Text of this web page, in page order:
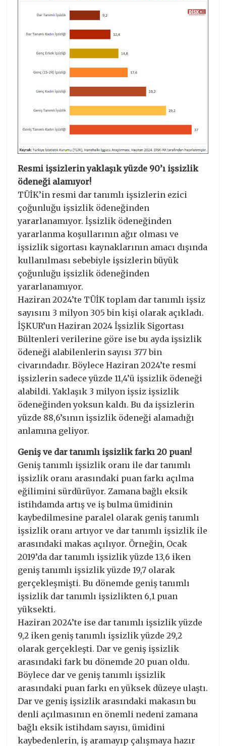
Resmi işsizlerin yaklaşık yüzde 90’ı işsizlik
ödeneği alamıyor!
TÜİK’in resmi dar tanımlı işsizlerin ezici
çoğunluğu işsizlik ödeneğinden
yararlanamıyor. İşsizlik ödeneğinden
yararlanma koşullarının ağır olması ve
işsizlik sigortası kaynaklarının amacı dışında
kullanılması sebebiyle işsizlerin büyük
çoğunluğu işsizlik ödeneğinden
yararlanamıyor.
Haziran 2024’te TÜİK toplam dar tanımlı işsiz
sayısını 3 milyon 305 bin kişi olarak açıkladı.
İŞKUR’un Haziran 2024 İşsizlik Sigortası
Bültenleri verilerine göre ise bu ayda işsizlik
ödeneği alabilenlerin sayısı 377 bin
civarındadır. Böylece Haziran 2024’te resmi
işsizlerin sadece yüzde 11,4’ü işsizlik ödeneği
alabildi. Yaklaşık 3 milyon işsiz işsizlik
ödeneğinden yoksun kaldı. Bu da işsizlerin
yüzde 88,6’sının işsizlik ödeneği alamadığı
anlamına geliyor.
Geniş ve dar tanımlı işsizlik farkı 20 puan!
Geniş tanımlı işsizlik oranı ile dar tanımlı
işsizlik oranı arasındaki puan farkı açılma
eğilimini sürdürüyor. Zamana bağlı eksik
istihdamda artış ve iş bulma ümidinin
kaybedilmesine paralel olarak geniş tanımlı
işsizlik oranı artıyor ve dar tanımlı işsizlik ile
arasındaki makas açılıyor. Örneğin, Ocak
2019’da dar tanımlı işsizlik yüzde 13,6 iken
geniş tanımlı işsizlik yüzde 19,7 olarak
gerçekleşmişti. Bu dönemde geniş tanımlı
işsizlik dar tanımlı işsizlikten 6,1 puan
yüksekti.
Haziran 2024’te ise dar tanımlı işsizlik yüzde
9,2 iken geniş tanımlı işsizlik yüzde 29,2
olarak gerçekleşti. Dar ve geniş işsizlik
arasındaki fark bu dönemde 20 puan oldu.
Böylece dar ve geniş tanımlı işsizlik
arasındaki puan farkı en yüksek düzeye ulaştı.
Dar ve geniş işsizlik arasındaki makasın bu
denli açılmasının en önemli nedeni zamana
bağlı eksik istihdam sayısı, ümidini
kaybedenlerin, iş aramayıp çalışmaya hazır